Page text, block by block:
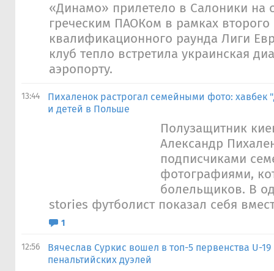
«Динамо» прилетело в Салоники на
греческим ПАОКом в рамках второго
квалификационного раунда Лиги
клуб тепло встретила украинская
аэропорту.
13:44
Пихаленок растрогал семейными фото: хавбек
и детей в Польше
Полузащитник
Александр
подписчиками
фотографиями,
болельщиков. В
stories футболист показал себя
1
12:56
Вячеслав Суркис вошел в топ-5 первенства U-19
пенальтийских дуэлей